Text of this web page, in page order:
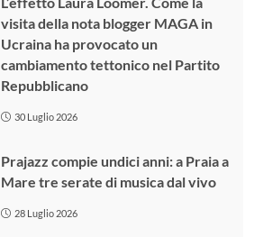
visita della nota blogger MAGA in
Ucraina ha provocato un
cambiamento tettonico nel Partito
Repubblicano
30 Luglio 2026
Prajazz compie undici anni: a Praia a
Mare tre serate di musica dal vivo
28 Luglio 2026